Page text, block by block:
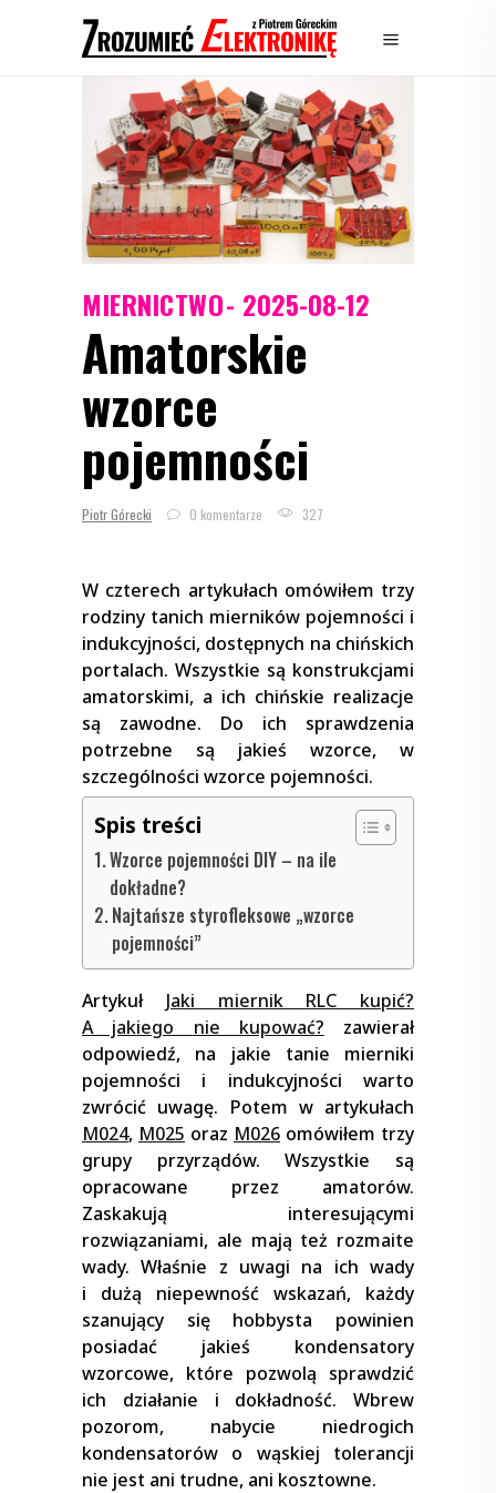
MIERNICTWO 2025-08-12
Amatorskie
wzorce
pojemności
Piotr Górecki 0 komentarze 327
W czterech artykułach omówiłem trzy
rodziny tanich mierników pojemności i
indukcyjności, dostępnych na chińskich
portalach. Wszystkie są konstrukcjami
amatorskimi, a ich chińskie realizacje
są zawodne. Do ich sprawdzenia
potrzebne są jakieś wzorce, w
szczególności wzorce pojemności.
Spis treści
Wzorce pojemności DIY – na ile
dokładne?
Najtańsze styrofleksowe „wzorce
pojemności”
Artykuł Jaki miernik RLC kupić?
A jakiego nie kupować? zawierał
odpowiedź, na jakie tanie mierniki
pojemności i indukcyjności warto
zwrócić uwagę. Potem w artykułach
M024, M025 oraz M026 omówiłem trzy
grupy przyrządów. Wszystkie są
opracowane przez amatorów.
Zaskakują interesującymi
rozwiązaniami, ale mają też rozmaite
wady. Właśnie z uwagi na ich wady
i dużą niepewność wskazań, każdy
szanujący się hobbysta powinien
posiadać jakieś kondensatory
wzorcowe, które pozwolą sprawdzić
ich działanie i dokładność. Wbrew
pozorom, nabycie niedrogich
kondensatorów o wąskiej tolerancji
nie jest ani trudne, ani kosztowne.